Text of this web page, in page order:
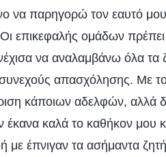
παρηγορώ τον εαυτό μου
επικεφαλής ομάδων πρέπει
να αναλαμβάνω όλα τα
απασχόλησης. Με
κάποιων αδελφών, αλλά
καλά το καθήκον μου
με έπνιγαν τα ασήμαντα